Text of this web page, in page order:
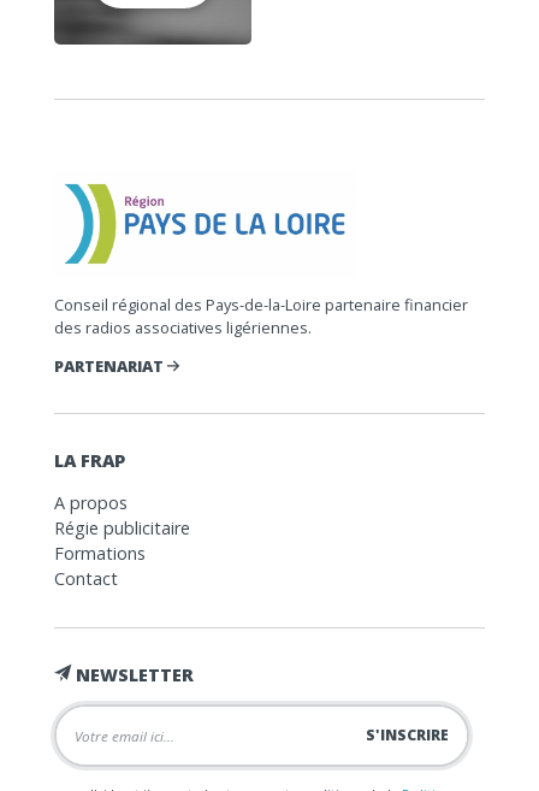
Conseil régional des Pays-de-la-Loire partenaire financier
des radios associatives ligériennes.
PARTENARIAT
LA FRAP
A propos
Régie publicitaire
Formations
Contact
NEWSLETTER